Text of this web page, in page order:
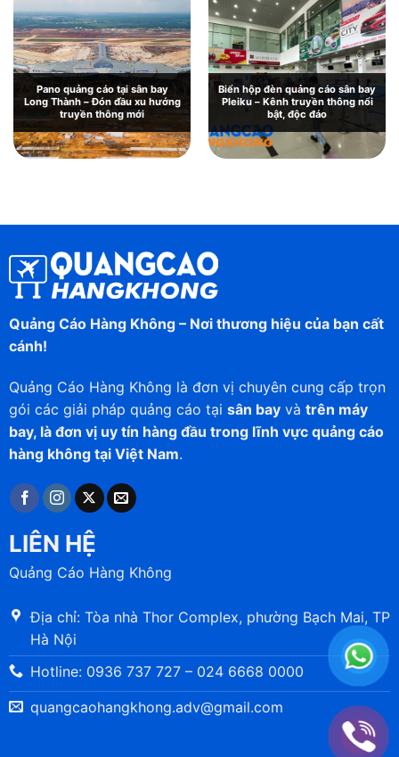
Pano quảng cáo tại sân bay
Long Thành – Đón đầu xu hướng
truyền thông mới
Biển hộp đèn quảng cáo sân bay
Pleiku – Kênh truyền thông nổi
bật, độc đáo
Quảng Cáo Hàng Không – Nơi thương hiệu của bạn cất
cánh!
Quảng Cáo Hàng Không là đơn vị chuyên cung cấp trọn
gói các giải pháp quảng cáo tại sân bayvà trên máy
bay, là đơn vị uy tín hàng đầu trong lĩnh vực quảng cáo
hàng không tại Việt Nam.
LIÊN HỆ
Quảng Cáo Hàng Không
Địa chỉ: Tòa nhà Thor Complex, phường Bạch Mai, TP
Hà Nội
Hotline: 0936 737 727 – 024 6668 0000
quangcaohangkhong.adv@gmail.com